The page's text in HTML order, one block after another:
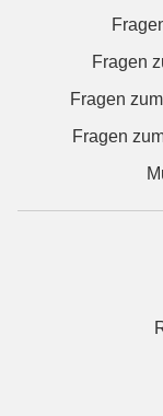
Fragen
Fragen
Fragen